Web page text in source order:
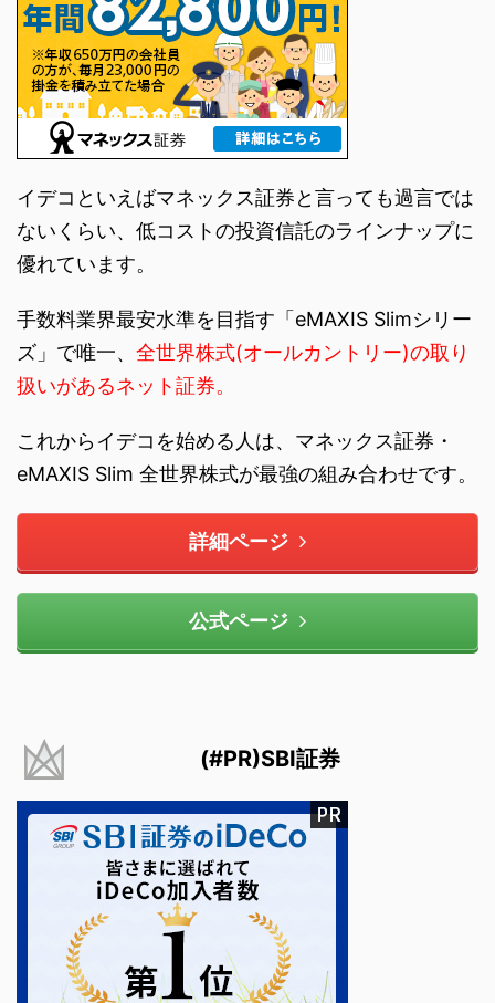
イデコといえばマネックス証券と言っても過言では
ないくらい、低コストの投資信託のラインナップに
優れています。
手数料業界最安水準を目指す「eMAXIS Slimシリー
ズ」で唯一、 全世界株式(オールカントリー)の取り
扱いがあるネット証券。
これからイデコを始める人は、マネックス証券・
eMAXIS Slim 全世界株式が最強の組み合わせです。
詳細ページ
公式ページ
(#PR)SBI証券